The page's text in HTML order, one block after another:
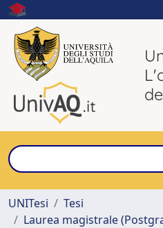
UNITesi
Tesi
Laurea magistrale